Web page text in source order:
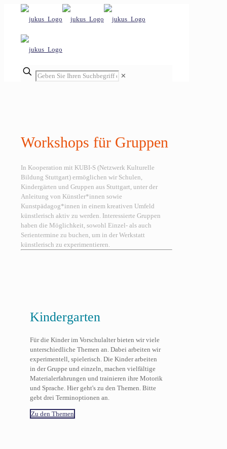
✕
Workshops für Gruppen
In Kooperation mit KUBI‐S (Netzwerk Kulturelle
Bildung Stuttgart) ermöglichen wir Schulen,
Kindergärten und Gruppen aus Stuttgart, unter der
Anleitung von Künstler*innen sowie
Kunstpädagog*innen in einem kreativen Umfeld
künstlerisch aktiv zu werden. Interessierte Gruppen
haben die Möglichkeit, sowohl Einzel‐ als auch
Serientermine zu buchen, um in der Werkstatt
künstlerisch zu experimentieren.
Kindergarten
Für die Kinder im Vorschulalter bieten wir viele
unterschiedliche Themen an. Dabei arbeiten wir
experimentell, spielerisch. Die Kinder arbeiten
in der Gruppe und einzeln, machen vielfältige
Materialerfahrungen und trainieren ihre Motorik
und Sprache. Hier geht's zu den Themen. Bitte
gebt drei Terminoptionen an.
Zu den Themen